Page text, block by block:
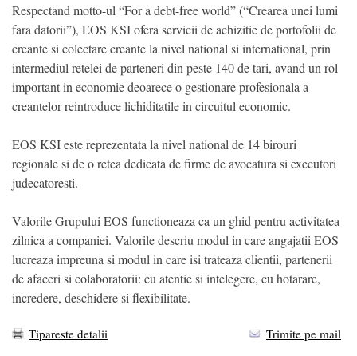
Respectand motto-ul “For a debt-free world” (“Crearea unei lumi
fara datorii”), EOS KSI ofera servicii de achizitie de portofolii de
creante si colectare creante la nivel national si international, prin
intermediul retelei de parteneri din peste 140 de tari, avand un rol
important in economie deoarece o gestionare profesionala a
creantelor reintroduce lichiditatile in circuitul economic.
EOS KSI este reprezentata la nivel national de 14 birouri
regionale si de o retea dedicata de firme de avocatura si executori
judecatoresti.
Valorile Grupului EOS functioneaza ca un ghid pentru activitatea
zilnica a companiei. Valorile descriu modul in care angajatii EOS
lucreaza impreuna si modul in care isi trateaza clientii, partenerii
de afaceri si colaboratorii: cu atentie si intelegere, cu hotarare,
incredere, deschidere si flexibilitate.
Tipareste detalii
Trimite pe mail